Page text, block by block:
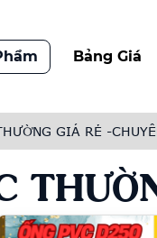
Bảng Giá
GIÁ RẺ -